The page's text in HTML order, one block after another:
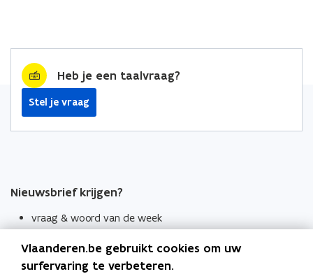
Heb je een taalvraag?
Stel je vraag
Nieuwsbrief krijgen?
vraag & woord van de week
Schrijf je in
Vlaanderen.be gebruikt cookies om uw
surfervaring te verbeteren.